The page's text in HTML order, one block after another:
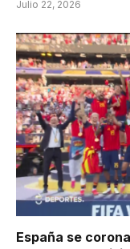
Julio 22, 2026
España se